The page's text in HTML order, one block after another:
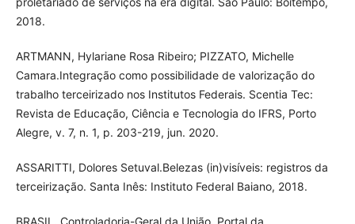
2018.
ARTMANN, Hylariane Rosa Ribeiro; PIZZATO, Michelle
Camara.Integração como possibilidade de valorização do
trabalho terceirizado nos Institutos Federais. Scentia Tec:
Revista de Educação, Ciência e Tecnologia do IFRS, Porto
Alegre, v. 7, n. 1, p. 203-219, jun. 2020.
ASSARITTI, Dolores Setuval.Belezas (in)visíveis: registros da
terceirização. Santa Inês: Instituto Federal Baiano, 2018.